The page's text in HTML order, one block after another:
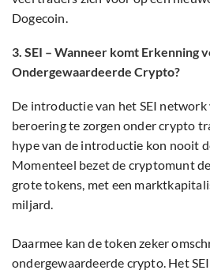
Dogecoin.
3. SEI – Wanneer komt Erkenning
Ondergewaardeerde Crypto?
De introductie van het SEI
beroering te zorgen onder crypto
hype van de introductie kon nooit
Momenteel bezet de cryptomunt
grote tokens, met een
miljard.
Daarmee kan de token zeker
ondergewaardeerde crypto. Het